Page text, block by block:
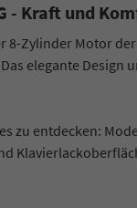
- Kraft und
8-Zylinder Motor
elegante
zu entdecken: